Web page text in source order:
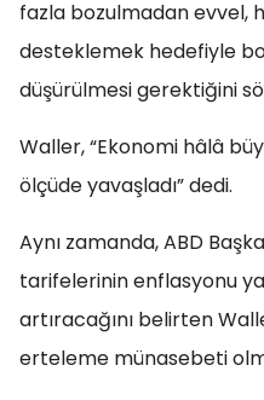
fazla bozulmadan evvel,
desteklemek hedefiyle
düşürülmesi gerektiğini
Waller, “Ekonomi hâlâ
ölçüde yavaşladı” dedi.
Aynı zamanda, ABD
tarifelerinin enflasyonu
artıracağını belirten
erteleme münasebeti